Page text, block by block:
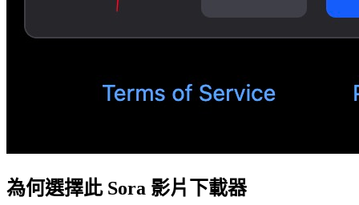
為何選擇此 Sora 影片下載器